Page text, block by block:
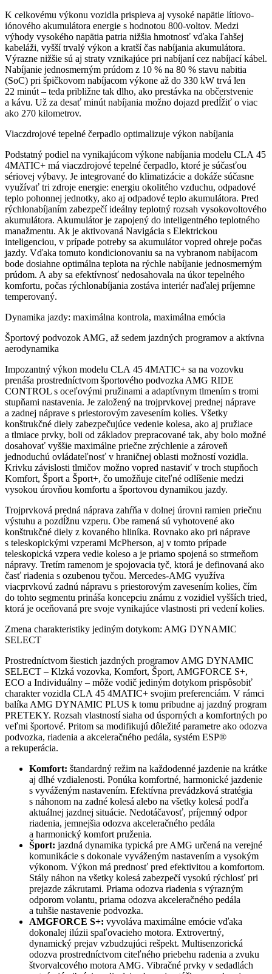
K celkovému výkonu vozidla prispieva aj vysoké napätie lítiovo-
iónového akumulátora energie s hodnotou 800-voltov. Medzi
výhody vysokého napätia patria nižšia hmotnosť vďaka ľahšej
kabeláži, vyšší trvalý výkon a kratší čas nabíjania akumulátora.
Výrazne nižšie sú aj straty vznikajúce pri nabíjaní cez nabíjací kábel.
Nabíjanie jednosmerným prúdom z 10 % na 80 % stavu nabitia
(SoC) pri špičkovom nabíjacom výkone až do 330 kW trvá len
22 minút – teda približne tak dlho, ako prestávka na občerstvenie
a kávu. Už za desať minút nabíjania možno dojazd predĺžiť o viac
ako 270 kilometrov.
Viaczdrojové tepelné čerpadlo optimalizuje výkon nabíjania
Podstatný podiel na vynikajúcom výkone nabíjania modelu CLA 45
4MATIC+ má viaczdrojové tepelné čerpadlo, ktoré je súčasťou
sériovej výbavy. Je integrované do klimatizácie a dokáže súčasne
využívať tri zdroje energie: energiu okolitého vzduchu, odpadové
teplo pohonnej jednotky, ako aj odpadové teplo akumulátora. Pred
rýchlonabíjaním zabezpečí ideálny teplotný rozsah vysokovoltového
akumulátora. Akumulátor je zapojený do inteligentného teplotného
manažmentu. Ak je aktivovaná Navigácia s Elektrickou
inteligenciou, v prípade potreby sa akumulátor vopred ohreje počas
jazdy. Vďaka tomuto kondicionovaniu sa na vybranom nabíjacom
bode dosiahne optimálna teplota na rýchle nabíjanie jednosmerným
prúdom. A aby sa efektívnosť nedosahovala na úkor tepelného
komfortu, počas rýchlonabíjania zostáva interiér naďalej príjemne
temperovaný.
Dynamika jazdy: maximálna kontrola, maximálna emócia
Športový podvozok AMG, až sedem jazdných programov a aktívna
aerodynamika
Impozantný výkon modelu CLA 45 4MATIC+ sa na vozovku
prenáša prostredníctvom športového podvozka AMG RIDE
CONTROL s oceľovými pružinami a adaptívnym tlmením s tromi
stupňami nastavenia. Je založený na trojprvkovej prednej náprave
a zadnej náprave s priestorovým zavesením kolies. Všetky
konštrukčné diely zabezpečujúce vedenie kolesa, ako aj pružiace
a tlmiace prvky, boli od základov prepracované tak, aby bolo možné
dosahovať vyššie maximálne priečne zrýchlenie a zároveň
jednoduchú ovládateľnosť v hraničnej oblasti možností vozidla.
Krivku závislosti tlmičov možno vopred nastaviť v troch stupňoch
Komfort, Šport a Šport+, čo umožňuje citeľné odlíšenie medzi
vysokou úrovňou komfortu a športovou dynamikou jazdy.
Trojprvková predná náprava zahŕňa v dolnej úrovni ramien priečnu
výstuhu a pozdĺžnu vzperu. Obe ramená sú vyhotovené ako
konštrukčné diely z kovaného hliníka. Rovnako ako pri náprave
s teleskopickými vzperami McPherson, aj v tomto prípade
teleskopická vzpera vedie koleso a je priamo spojená so strmeňom
nápravy. Tretím ramenom je spojovacia tyč, ktorá je definovaná ako
časť riadenia s ozubenou tyčou. Mercedes-AMG využíva
viacprvkovú zadnú nápravu s priestorovým zavesením kolies, čím
do tohto segmentu prináša koncepciu známu z vozidiel vyšších tried,
ktorá je oceňovaná pre svoje vynikajúce vlastnosti pri vedení kolies.
Zmena charakteristiky jediným dotykom: AMG DYNAMIC
SELECT
Prostredníctvom šiestich jazdných programov AMG DYNAMIC
SELECT – Klzká vozovka, Komfort, Šport, AMGFORCE S+,
ECO a Individuálny – môže vodič jediným dotykom prispôsobiť
charakter vozidla CLA 45 4MATIC+ svojim preferenciám. V rámci
balíka AMG DYNAMIC PLUS k tomu pribudne aj jazdný program
PRETEKY. Rozsah vlastností siaha od úsporných a komfortných po
veľmi športové. Pritom sa modifikujú dôležité parametre ako odozva
podvozka, riadenia a akceleračného pedála, systém ESP®
a rekuperácia.
Komfort: štandardný režim na každodenné jazdenie na krátke
aj dlhé vzdialenosti. Ponúka komfortné, harmonické jazdenie
s vyváženým nastavením. Efektívna prevádzková stratégia
s náhonom na zadné kolesá alebo na všetky kolesá podľa
aktuálnej jazdnej situácie. Nedotáčavosť, príjemný odpor
riadenia, jemnejšia odozva akceleračného pedála
a harmonický komfort pruženia.
Šport: jazdná dynamika typická pre AMG určená na verejné
komunikácie s dokonale vyváženým nastavením a vysokým
výkonom. Výkon má prednosť pred efektivitou a komfortom.
Stály náhon na všetky kolesá zabezpečí vysokú rýchlosť pri
prejazde zákrutami. Priama odozva riadenia s výrazným
odporom volantu, priama odozva akceleračného pedála
a tuhšie nastavenie podvozka.
AMGFORCE S+: vyvoláva maximálne emócie vďaka
dokonalej ilúzii spaľovacieho motora. Extrovertný,
dynamický prejav vzbudzujúci rešpekt. Multisenzorická
odozva prostredníctvom citeľného priebehu radenia a zvuku
štvorvalcového motora AMG. Vibračné prvky v sedadlách